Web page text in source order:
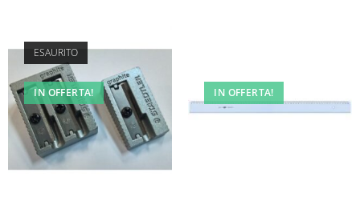
ESAURITO
IN OFFERTA! IN OFFERTA!